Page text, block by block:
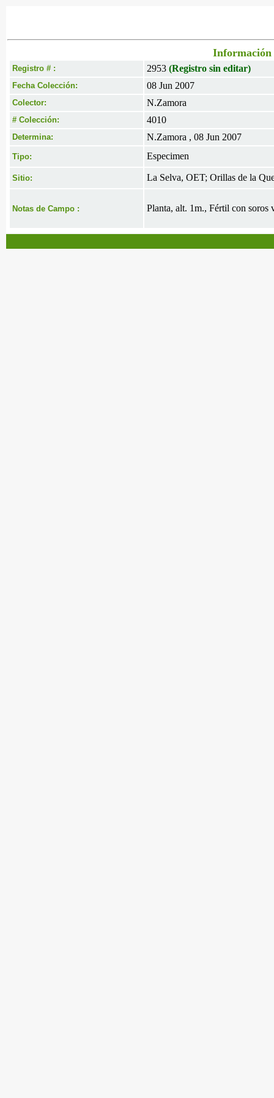
Información
Registro # : 2953 (Registro sin editar)
Fecha Colección: 08 Jun 2007
Colector: N.Zamora
# Colección: 4010
Determina: N.Zamora , 08 Jun 2007
Tipo: Especimen
Sitio: La Selva, OET; Orillas de la
Notas de Campo : Planta, alt. 1m., Fértil con soros